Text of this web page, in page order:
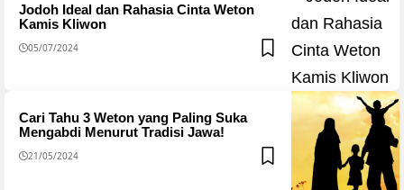
Jodoh Ideal dan Rahasia Cinta Weton
Kamis Kliwon
05/07/2024
Cari Tahu 3 Weton yang Paling Suka
Mengabdi Menurut Tradisi Jawa!
21/05/2024